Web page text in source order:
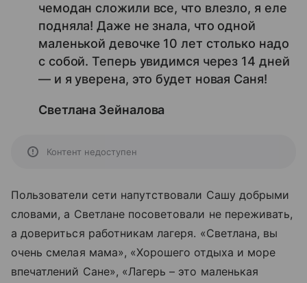
чемодан сложили все, что влезло, я еле
подняла! Даже не знала, что одной
маленькой девочке 10 лет столько надо
с собой. Теперь увидимся через 14 дней
— и я уверена, это будет новая Саня!
Светлана Зейналова
Контент недоступен
Пользователи сети напутствовали Сашу добрыми
словами, а Светлане посоветовали не переживать,
а довериться работникам лагеря. «Светлана, вы
очень смелая мама», «Хорошего отдыха и море
впечатлений Сане», «Лагерь – это маленькая